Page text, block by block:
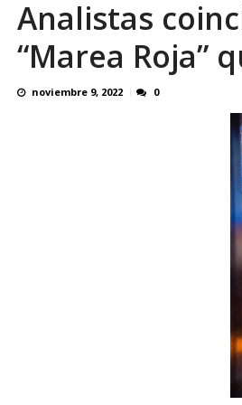
El último que
Analistas
“Marea Roja”
noviembre 9, 2022 0